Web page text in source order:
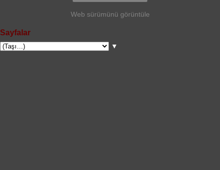
Web sürümünü görüntüle
Sayfalar
▼